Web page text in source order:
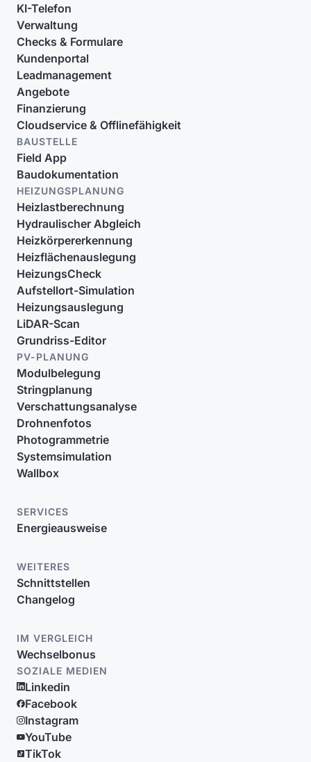
KI-Telefon
Verwaltung
Checks & Formulare
Kundenportal
Leadmanagement
Angebote
Finanzierung
Cloudservice & Offlinefähigkeit
BAUSTELLE
Field App
Baudokumentation
HEIZUNGSPLANUNG
Heizlastberechnung
Hydraulischer Abgleich
Heizkörpererkennung
Heizflächenauslegung
HeizungsCheck
Aufstellort-Simulation
Heizungsauslegung
LiDAR-Scan
Grundriss-Editor
PV-PLANUNG
Modulbelegung
Stringplanung
Verschattungsanalyse
Drohnenfotos
Photogrammetrie
Systemsimulation
Wallbox
SERVICES
Energieausweise
WEITERES
Schnittstellen
Changelog
IM VERGLEICH
Wechselbonus
SOZIALE MEDIEN
Linkedin
Facebook
Instagram
YouTube
TikTok